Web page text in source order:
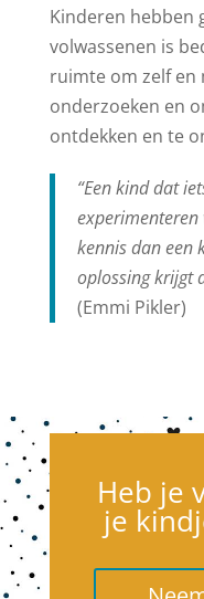
Kinderen hebben
volwassenen is
ruimte om zelf en
onderzoeken en
ontdekken en te
“Een kind dat
experimenteren
kennis dan een
oplossing krijgt
(Emmi Pikler)
Heb je
je